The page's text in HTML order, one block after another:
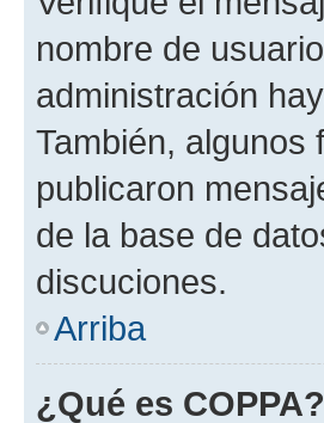
nombre de
administración
También, algunos
publicaron
de la base de
discuciones.
Arriba
¿Qué es COPPA?